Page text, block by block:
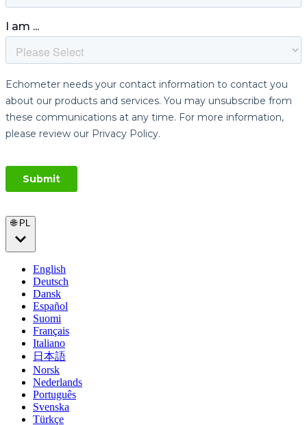
🌐 PL
English
Deutsch
Dansk
Español
Suomi
Français
Italiano
日本語
Norsk
Nederlands
Português
Svenska
Türkçe